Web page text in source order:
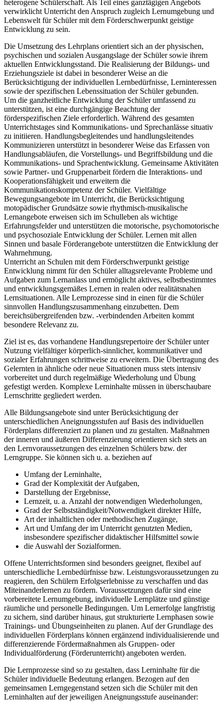
heterogene Schülerschaft. Als Teil eines ganztägigen Angebots
verwirklicht Unterricht den Anspruch zugleich Lernumgebung und
Lebenswelt für Schüler mit dem Förderschwerpunkt geistige
Entwicklung zu sein.
Die Umsetzung des Lehrplans orientiert sich an der physischen,
psychischen und sozialen Ausgangslage der Schüler sowie ihrem
aktuellen Entwicklungsstand. Die Realisierung der Bildungs- und
Erziehungsziele ist dabei in besonderer Weise an die
Berücksichtigung der individuellen Lernbedürfnisse, Lerninteressen
sowie der spezifischen Lebenssituation der Schüler gebunden.
Um die ganzheitliche Entwicklung der Schüler umfassend zu
unterstützen, ist eine durchgängige Beachtung der
förderspezifischen Ziele erforderlich. Während des gesamten
Unterrichtstages sind Kommunikations- und Sprechanlässe situativ
zu initiieren. Handlungsbegleitendes und handlungsleitendes
Kommunizieren unterstützt in besonderer Weise das Erfassen von
Handlungsabläufen, die Vorstellungs- und Begriffsbildung und die
Kommunikations- und Sprachentwicklung. Gemeinsame Aktivitäten
sowie Partner- und Gruppenarbeit fördern die Interaktions- und
Kooperationsfähigkeit und erweitern die
Kommunikationskompetenz der Schüler. Vielfältige
Bewegungsangebote im Unterricht, die Berücksichtigung
motopädischer Grundsätze sowie rhythmisch-musikalische
Lernangebote erweisen sich im Schulleben als wichtige
Erfahrungsfelder und unterstützen die motorische, psychomotorische
und psychosoziale Entwicklung der Schüler. Lernen mit allen
Sinnen und basale Förderangebote unterstützen die Entwicklung der
Wahrnehmung.
Unterricht an Schulen mit dem Förderschwerpunkt geistige
Entwicklung nimmt für den Schüler alltagsrelevante Probleme und
Aufgaben zum Lernanlass und ermöglicht aktives, selbstbestimmtes
und entwicklungsgemäßes Lernen in realen oder realitätsnahen
Lernsituationen. Alle Lernprozesse sind in einen für die Schüler
sinnvollen Handlungszusammenhang einzubetten. Dem
bereichsübergreifenden bzw. -verbindenden Arbeiten kommt
besondere Relevanz zu.
Ziel ist es, das vorhandene Handlungsrepertoire der Schüler unter
Nutzung vielfältiger körperlich-sinnlicher, kommunikativer und
sozialer Erfahrungen schrittweise zu erweitern. Die Übertragung des
Gelernten in ähnliche oder neue Situationen muss stets intensiv
vorbereitet und durch regelmäßige Wiederholung und Übung
gefestigt werden. Komplexe Lerninhalte müssen in überschaubare
Lernschritte gegliedert werden.
Alle Bildungsangebote sind unter Berücksichtigung der
unterschiedlichen Aneignungsstufen auf Basis des individuellen
Förderplans differenziert zu planen und zu gestalten. Maßnahmen
der inneren und äußeren Differenzierung orientieren sich stets an
den Lernvoraussetzungen des einzelnen Schülers bzw. der
Lerngruppe. Sie können sich u. a. beziehen auf
Umfang der Lerninhalte,
Grad der Komplexität der Aufgaben,
Darstellung der Ergebnisse,
Lernzeit, u. a. Anzahl der notwendigen Wiederholungen,
Grad der Selbstständigkeit/Notwendigkeit direkter Hilfe,
Art der inhaltlichen oder methodischen Zugänge,
Art und Umfang der im Unterricht genutzten Medien,
insbesondere spezifischer didaktischer Hilfsmittel sowie
die Auswahl der Sozialformen.
Offene Unterrichtsformen sind besonders geeignet, flexibel auf
unterschiedliche Lernbedürfnisse bzw. Leistungsvoraussetzungen zu
reagieren, den Schülern Erfolgserlebnisse zu verschaffen und das
Miteinanderlernen zu fördern. Voraussetzungen dafür sind eine
vorbereitete Lernumgebung, individuelle Lernplätze und günstige
räumliche und personelle Bedingungen. Um Lernerfolge langfristig
zu sichern, sind darüber hinaus, gut strukturierte Lernphasen sowie
Trainings- und Übungseinheiten zu planen. Auf der Grundlage des
individuellen Förderplans können ergänzend individualisierende und
differenzierende Fördermaßnahmen als Gruppen- oder
Individualförderung (Förderunterricht) angeboten werden.
Die Lernprozesse sind so zu gestalten, dass Lerninhalte für die
Schüler individuelle Bedeutung erlangen. Bezogen auf den
gemeinsamen Lerngegenstand setzen sich die Schüler mit den
Lerninhalten auf der jeweiligen Aneignungsstufe auseinander: